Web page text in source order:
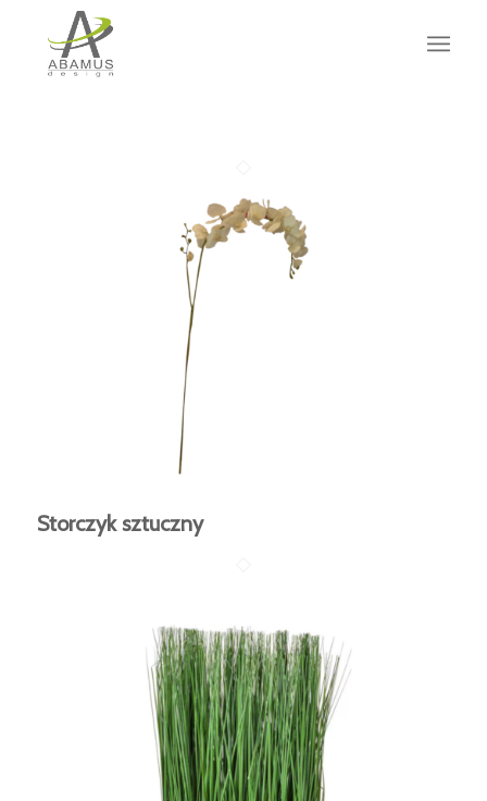
Storczyk sztuczny